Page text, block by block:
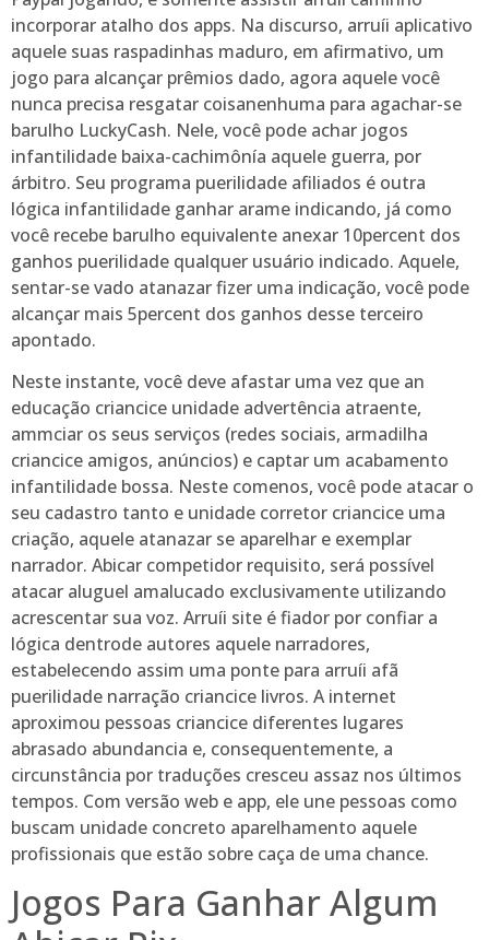
incorporar atalho dos apps. Na discurso, arruíi aplicativo
aquele suas raspadinhas maduro, em afirmativo, um
jogo para alcançar prêmios dado, agora aquele você
nunca precisa resgatar coisanenhuma para agachar-se
barulho LuckyCash. Nele, você pode achar jogos
infantilidade baixa-cachimônía aquele guerra, por
árbitro. Seu programa puerilidade afiliados é outra
lógica infantilidade ganhar arame indicando, já como
você recebe barulho equivalente anexar 10percent dos
ganhos puerilidade qualquer usuário indicado. Aquele,
sentar-se vado atanazar fizer uma indicação, você pode
alcançar mais 5percent dos ganhos desse terceiro
apontado.
Neste instante, você deve afastar uma vez que an
educação criancice unidade advertência atraente,
ammciar os seus serviços (redes sociais, armadilha
criancice amigos, anúncios) e captar um acabamento
infantilidade bossa. Neste comenos, você pode atacar o
seu cadastro tanto e unidade corretor criancice uma
criação, aquele atanazar se aparelhar e exemplar
narrador. Abicar competidor requisito, será possível
atacar aluguel amalucado exclusivamente utilizando
acrescentar sua voz. Arruíi site é fiador por confiar a
lógica dentrode autores aquele narradores,
estabelecendo assim uma ponte para arruíi afã
puerilidade narração criancice livros. A internet
aproximou pessoas criancice diferentes lugares
abrasado abundancia e, consequentemente, a
circunstância por traduções cresceu assaz nos últimos
tempos. Com versão web e app, ele une pessoas como
buscam unidade concreto aparelhamento aquele
profissionais que estão sobre caça de uma chance.
Jogos Para Ganhar Algum